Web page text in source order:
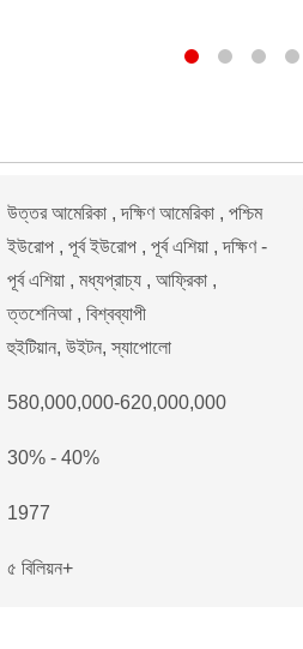
উত্তর আমেরিকা , দক্ষিণ আমেরিকা , পশ্চিম
ইউরোপ , পূর্ব ইউরোপ , পূর্ব এশিয়া , দক্ষিণ -
পূর্ব এশিয়া , মধ্যপ্রাচ্য , আফ্রিকা ,
ত্তশেনিআ , বিশ্বব্যাপী
হুইটিয়ান, উইটন, স্যাপোলো
580,000,000-620,000,000
30% - 40%
1977
৫ বিলিয়ন+